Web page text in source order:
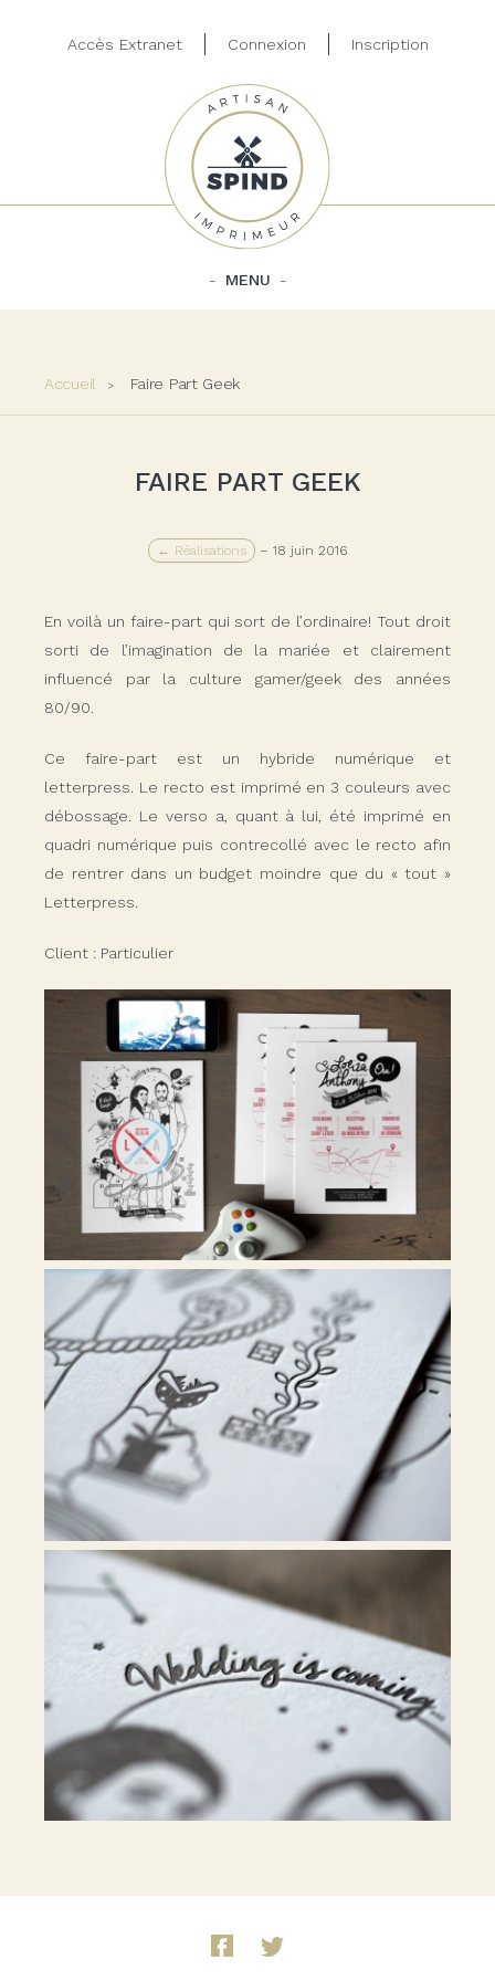
Accès Extranet Connexion Inscription
MENU
Accueil Faire Part Geek
FAIRE PART GEEK
← Réalisations – 18 juin 2016
En voilà un faire-part qui sort de l’ordinaire! Tout droit
sorti de l’imagination de la mariée et clairement
influencé par la culture gamer/geek des années
80/90.
Ce faire-part est un hybride numérique et
letterpress. Le recto est imprimé en 3 couleurs avec
débossage. Le verso a, quant à lui, été imprimé en
quadri numérique puis contrecollé avec le recto afin
de rentrer dans un budget moindre que du « tout »
Letterpress.
Client : Particulier